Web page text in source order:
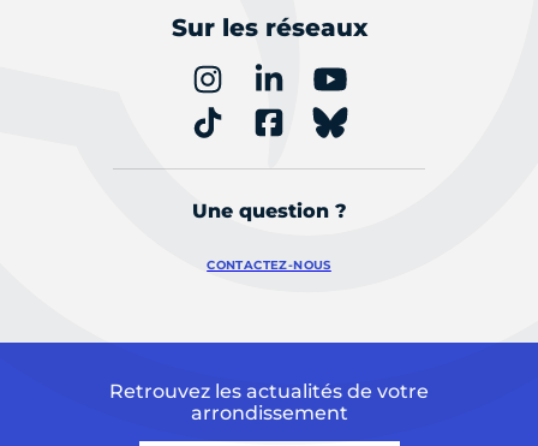
Sur les réseaux
Une question ?
CONTACTEZ-NOUS
Retrouvez les actualités de votre
arrondissement